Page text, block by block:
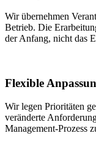
Wir übernehmen
Betrieb. Die
der Anfang, nicht das
Flexible
Wir legen Prioritäten
veränderte
Management-Prozess